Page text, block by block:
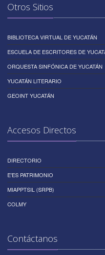
Otros Sitios
BIBLIOTECA VIRTUAL DE YUCATÁN
ESCUELA DE ESCRITORES DE
ORQUESTA SINFÓNICA DE YUCATÁN
YUCATÁN LITERARIO
GEOINT YUCATÁN
Accesos Directos
DIRECTORIO
E'ES PATRIMONIO
MIAPPTSIL (SRPB)
COLMY
Contáctanos